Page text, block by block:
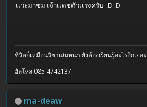
เเวะมาชม เจ้าเเดชตัวเเรงครับ :D :D
ชีวิตก็เหมือนวิชาเล่มหนา ยังต้องเรียนรู้อะไรอีกเยอะ
ฮัลโหล 085-4742137
ma-deaw